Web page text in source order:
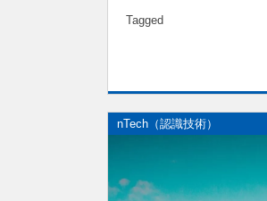
Tagged
nTech（認識技術）